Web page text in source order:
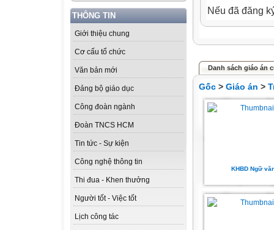
THÔNG TIN
Giới thiệu chung
Cơ cấu tổ chức
Văn bản mới
Đảng bộ giáo dục
Công đoàn ngành
Đoàn TNCS HCM
Tin tức - Sự kiện
Công nghệ thông tin
Thi đua - Khen thưởng
Người tốt - Việc tốt
Lịch công tác
Nếu đã đăng
Danh sách giáo án
Gốc > Giáo án >
KHBD Ngữ